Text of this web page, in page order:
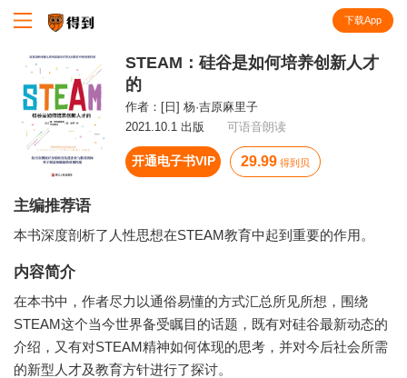
下载App
STEAM：硅谷是如何培养创新人才
的
作者： [日] 杨·吉原麻里子
2021.10.1 出版
可语音朗读
开通电子书VIP 29.99 得到贝
主编推荐语
本书深度剖析了人性思想在STEAM教育中起到重要的作用。
内容简介
在本书中，作者尽力以通俗易懂的方式汇总所见所想，围绕
STEAM这个当今世界备受瞩目的话题，既有对硅谷最新动态的
介绍，又有对STEAM精神如何体现的思考，并对今后社会所需
的新型人才及教育方针进行了探讨。